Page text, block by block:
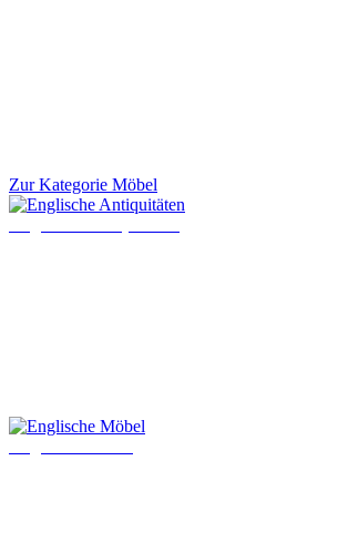
Zur Kategorie Möbel